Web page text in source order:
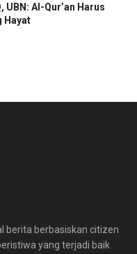
UBN: Al-Qur’an Harus
Hayat
berita berbasiskan citizen
yang terjadi baik